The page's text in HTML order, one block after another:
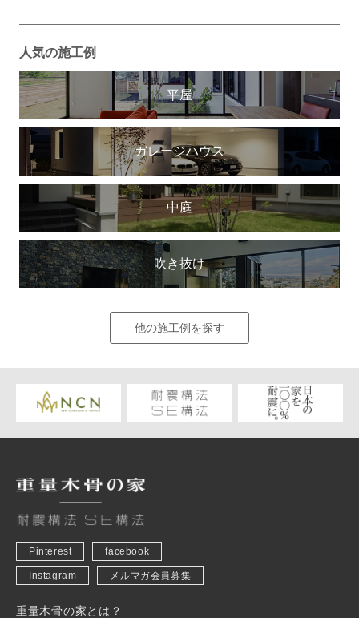
人気の施工例
平屋
ガレージハウス
中庭
吹き抜け
他の施工例を探す
Pinterest facebook
Instagram メルマガ会員募集
重量木骨の家とは？